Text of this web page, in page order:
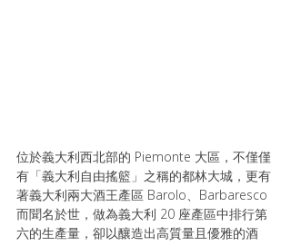
位於義大利西北部的 Piemonte 大區，不僅僅
有「義大利自由搖籃」之稱的都林大城，更有
著義大利兩大酒王產區 Barolo、Barbaresco
而聞名於世，做為義大利 20 座產區中排行第
六的生產量，卻以釀造出高質量且優雅的酒